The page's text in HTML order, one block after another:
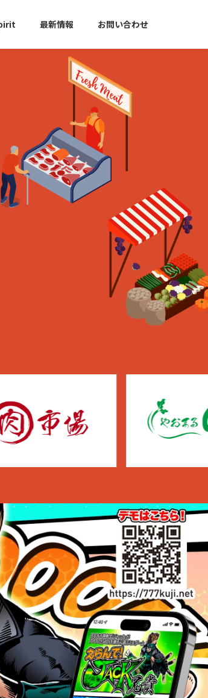
最新情報 お問い合わせ